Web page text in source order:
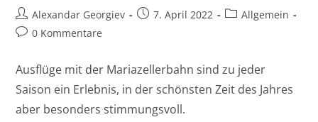
Alexandar Georgiev 7. April 2022
Allgemein
0 Kommentare
Ausflüge mit der Mariazellerbahn sind zu jeder
Saison ein Erlebnis, in der schönsten Zeit des Jahres
aber besonders stimmungsvoll.